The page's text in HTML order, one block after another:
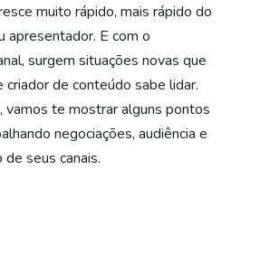
muito rápido, mais rápido do
apresentador. E com o
surgem situações novas que
de conteúdo sabe lidar.
vamos te mostrar alguns pontos
negociações, audiência e
seus canais.